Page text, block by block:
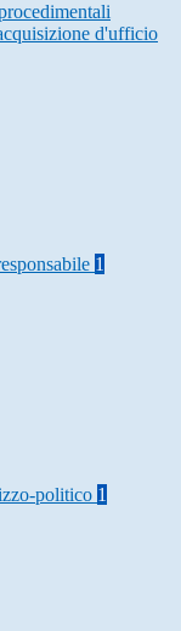
d'ufficio
1
politico 1